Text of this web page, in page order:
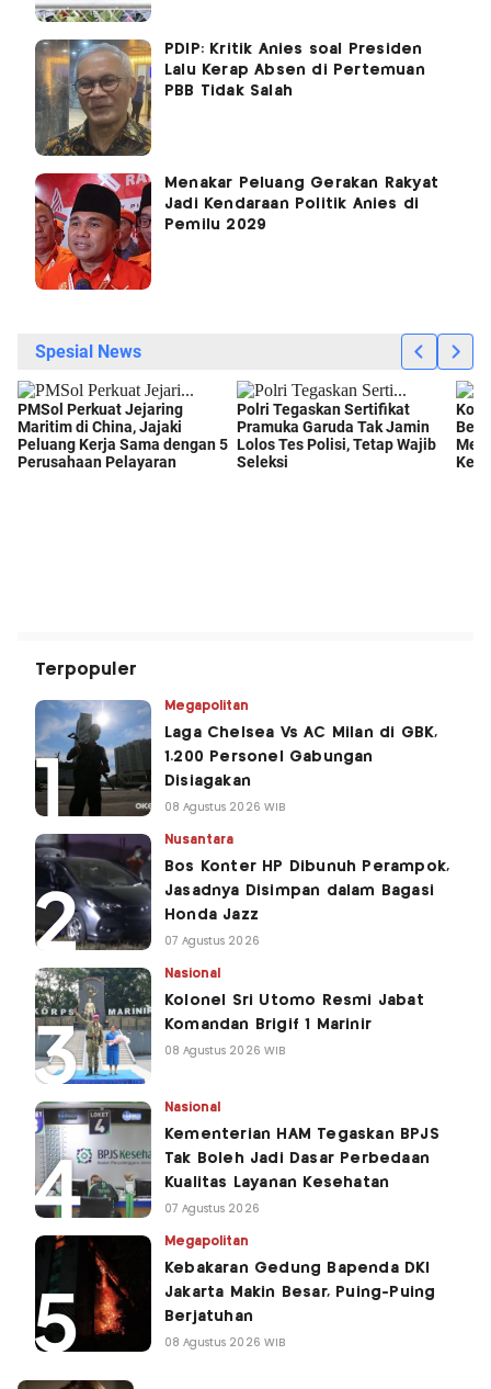
PDIP: Kritik Anies soal Presiden
Lalu Kerap Absen di Pertemuan
PBB Tidak Salah
Menakar Peluang Gerakan Rakyat
Jadi Kendaraan Politik Anies di
Pemilu 2029
Terpopuler
Megapolitan
Laga Chelsea Vs AC Milan di GBK,
1.200 Personel Gabungan
Disiagakan
08 Agustus 2026 WIB
Nusantara
Bos Konter HP Dibunuh Perampok,
Jasadnya Disimpan dalam Bagasi
Honda Jazz
07 Agustus 2026
Nasional
Kolonel Sri Utomo Resmi Jabat
Komandan Brigif 1 Marinir
08 Agustus 2026 WIB
Nasional
Kementerian HAM Tegaskan BPJS
Tak Boleh Jadi Dasar Perbedaan
Kualitas Layanan Kesehatan
07 Agustus 2026
Megapolitan
Kebakaran Gedung Bapenda DKI
Jakarta Makin Besar, Puing-Puing
Berjatuhan
08 Agustus 2026 WIB